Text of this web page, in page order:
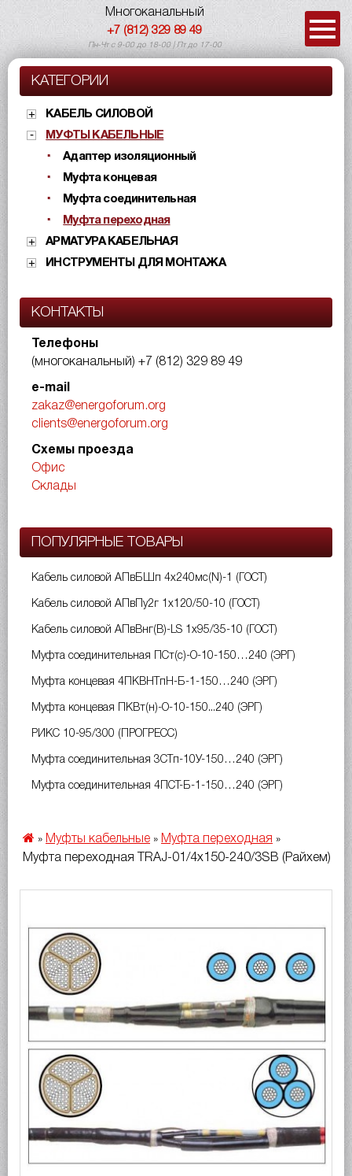
Многоканальный
+7 (812) 329 89 49
Пн-Чт с 9-00 до 18-00 | Пт до 17-00
КАТЕГОРИИ
КАБЕЛЬ СИЛОВОЙ
МУФТЫ КАБЕЛЬНЫЕ
Адаптер изоляционный
Муфта концевая
Муфта соединительная
Муфта переходная
АРМАТУРА КАБЕЛЬНАЯ
ИНСТРУМЕНТЫ ДЛЯ МОНТАЖА
КОНТАКТЫ
Телефоны
(многоканальный) +7 (812) 329 89 49
e-mail
zakaz@energoforum.org
clients@energoforum.org
Схемы проезда
Офис
Склады
ПОПУЛЯРНЫЕ ТОВАРЫ
Кабель силовой АПвБШп 4х240мс(N)-1 (ГОСТ)
Кабель силовой АПвПу2г 1х120/50-10 (ГОСТ)
Кабель силовой АПвВнг(B)-LS 1х95/35-10 (ГОСТ)
Муфта соединительная ПСт(с)-О-10-150…240 (ЭРГ)
Муфта концевая 4ПКВНТпН-Б-1-150…240 (ЭРГ)
Муфта концевая ПКВт(н)-О-10-150...240 (ЭРГ)
РИКС 10-95/300 (ПРОГРЕСС)
Муфта соединительная 3СТп-10У-150…240 (ЭРГ)
Муфта соединительная 4ПСТ-Б-1-150…240 (ЭРГ)
» Муфты кабельные » Муфта переходная »
Муфта переходная TRAJ-01/4x150-240/3SB (Райхем)